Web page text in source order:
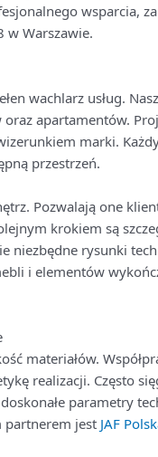
wsparcia,
w Warszawie.
wachlarz usług.
apartamentów.
marki.
przestrzeń.
Pozwalają one
krokiem są
niezbędne rysunki
i elementów
materiałów.
realizacji. Często
parametry
partnerem jest JAF